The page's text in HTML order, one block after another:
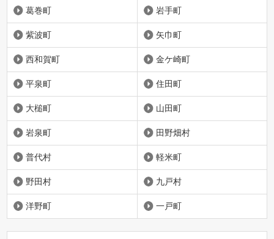
葛巻町 岩手町
紫波町 矢巾町
西和賀町 金ケ崎町
平泉町 住田町
大槌町 山田町
岩泉町 田野畑村
普代村 軽米町
野田村 九戸村
洋野町 一戸町